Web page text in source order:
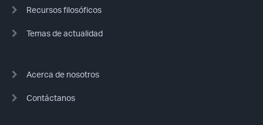
Recursos filosóficos
Temas de actualidad
Acerca de nosotros
Contáctanos